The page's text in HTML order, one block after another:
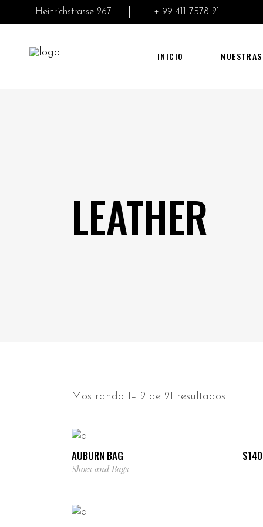
Heinrichstrasse 267 + 99 411 7578 21
INICIO
LEATHER
Mostrando 1–12 de 21 resultados
AUBURN BAG $
Shoes and Bags